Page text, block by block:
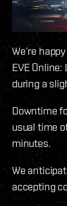
We’re
EVE
during a
Downtime
usual time
minutes.
We
accepting